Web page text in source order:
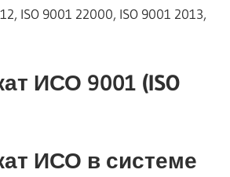
ISO 9001 22000, ISO 9001 2013,
ИСО 9001 (ISO
ИСО в системе